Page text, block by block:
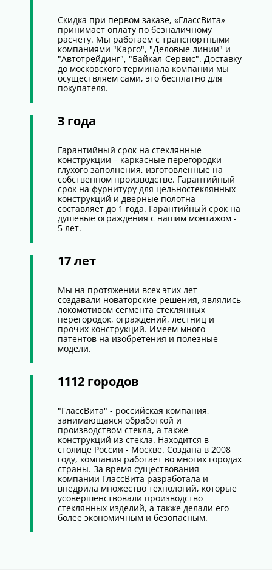
Скидка при первом заказе, «ГлассВита»
принимает оплату по безналичному
расчету. Мы работаем с транспортными
компаниями "Карго", "Деловые линии" и
"Автотрейдинг", "Байкал-Сервис". Доставку
до московского терминала компании мы
осуществляем сами, это бесплатно для
покупателя.
3 года
Гарантийный срок на стеклянные
конструкции – каркасные перегородки
глухого заполнения, изготовленные на
собственном производстве. Гарантийный
срок на фурнитуру для цельностеклянных
конструкций и дверные полотна
составляет до 1 года. Гарантийный срок на
душевые ограждения с нашим монтажом -
5 лет.
17 лет
Мы на протяжении всех этих лет
создавали новаторские решения, являлись
локомотивом сегмента стеклянных
перегородок, ограждений, лестниц и
прочих конструкций. Имеем много
патентов на изобретения и полезные
модели.
1112 городов
"ГлассВита" - российская компания,
занимающаяся обработкой и
производством стекла, а также
конструкций из стекла. Находится в
столице России - Москве. Создана в 2008
году, компания работает во многих городах
страны. За время существования
компании ГлассВита разработала и
внедрила множество технологий, которые
усовершенствовали производство
стеклянных изделий, а также делали его
более экономичным и безопасным.